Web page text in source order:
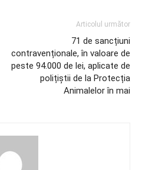
Articolul următor
71 de sancțiuni
contravenționale, în valoare de
peste 94.000 de lei, aplicate de
polițiștii de la Protecția
Animalelor în mai